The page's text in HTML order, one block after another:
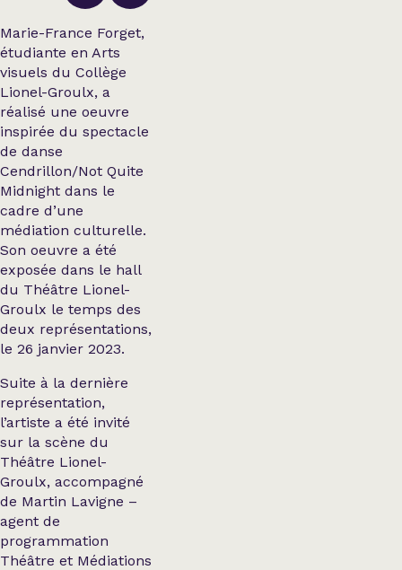
Marie-France Forget,
étudiante en Arts
visuels du Collège
Lionel-Groulx, a
réalisé une oeuvre
inspirée du spectacle
de danse
Cendrillon/Not Quite
Midnight dans le
cadre d’une
médiation culturelle.
Son oeuvre a été
exposée dans le hall
du Théâtre Lionel-
Groulx le temps des
deux représentations,
le 26 janvier 2023.
Suite à la dernière
représentation,
l’artiste a été invité
sur la scène du
Théâtre Lionel-
Groulx, accompagné
de Martin Lavigne –
agent de
programmation
Théâtre et Médiations